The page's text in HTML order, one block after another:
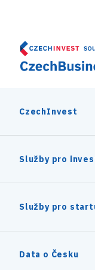
CzechInvest
O nás
Interní projekty
30 let
Služby pro
Statistika
Investiční
Služby pro
Czechia Dealroom
Data o Česku